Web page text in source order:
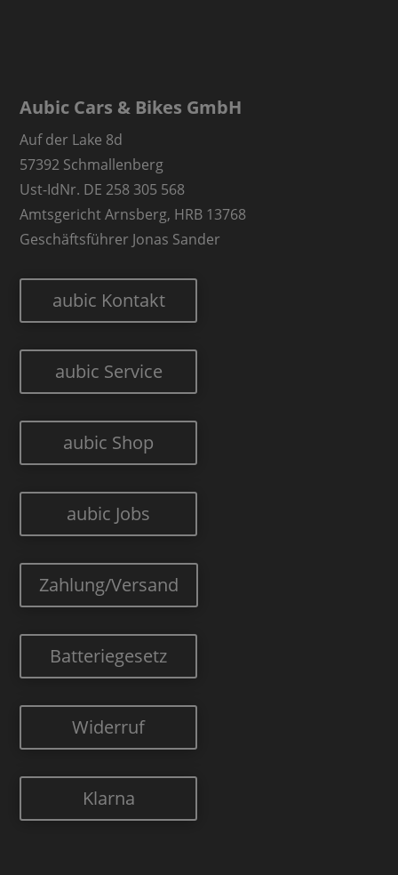
Aubic Cars & Bikes GmbH
Auf der Lake 8d
57392 Schmallenberg
Ust-IdNr. DE 258 305 568
Amtsgericht Arnsberg, HRB 13768
Geschäftsführer Jonas Sander
aubic Kontakt
aubic Service
aubic Shop
aubic Jobs
Zahlung/Versand
Batteriegesetz
Widerruf
Klarna